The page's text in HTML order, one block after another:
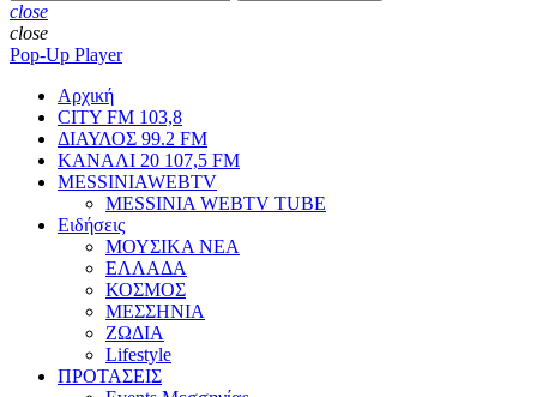
close
close
Pop-Up Player
Αρχική
CITY FM 103,8
ΔΙΑΥΛΟΣ 99.2 FM
ΚΑΝΑΛΙ 20 107,5 FM
MESSINIAWEBTV
MESSINIA WEBTV TUBE
Eιδήσεις
ΜΟΥΣΙΚΑ ΝΕΑ
ΕΛΛΑΔΑ
ΚΟΣΜΟΣ
ΜΕΣΣΗΝΙΑ
ΖΩΔΙΑ
Lifestyle
ΠΡΟΤΑΣΕΙΣ